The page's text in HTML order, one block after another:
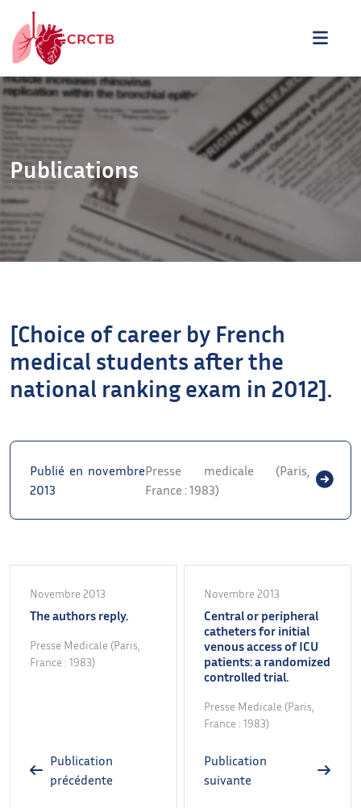
Aller au contenu
Publications
[Choice of career by French
medical students after the
national ranking exam in 2012].
Publié en novembre
2013
Presse medicale (Paris,
France : 1983)
Novembre 2013
The authors reply.
Presse Medicale (Paris,
France : 1983)
Publication
précédente
Novembre 2013
Central or peripheral
catheters for initial
venous access of ICU
patients: a randomized
controlled trial.
Presse Medicale (Paris,
France : 1983)
Publication
suivante